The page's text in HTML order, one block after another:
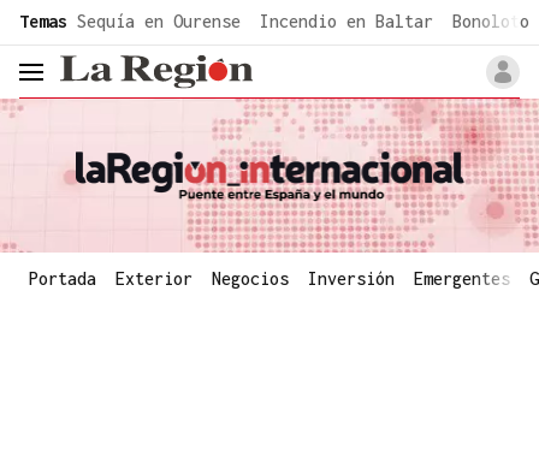
common.go-to-content
Temas Sequía en Ourense Incendio en Baltar Bonoloto
header.menu.open
Portada Exterior Negocios Inversión Emergentes